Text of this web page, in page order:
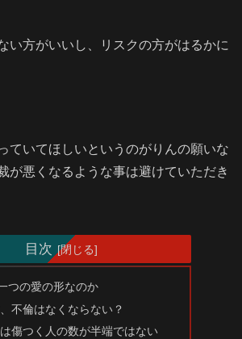
い方がいいし、リスクの方がはるかに
ていてほしいというのがりんの願いな
が悪くなるような事は避けていただき
目次
つの愛の形なのか
不倫はなくならない？
傷つく人の数が半端ではない